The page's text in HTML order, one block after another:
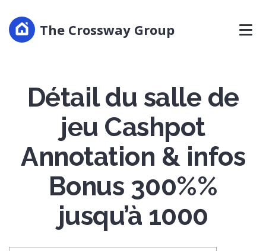
The Crossway Group
Détail du salle de
jeu Cashpot
Annotation & infos
Bonus 300%%
jusqu’à 1000